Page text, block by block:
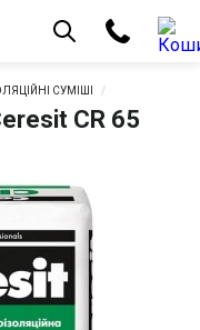
СУМІШІ
CR 65